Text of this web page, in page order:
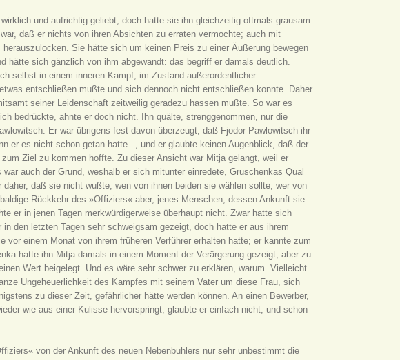
und aufrichtig geliebt, doch hatte sie ihn gleichzeitig oftmals grausam
daß er nichts von ihren Absichten zu erraten vermochte; auch mit
Sie hätte sich um keinen Preis zu einer Äußerung bewegen
hätte sich gänzlich von ihm abgewandt: das begriff er damals deutlich.
selbst in einem inneren Kampf, im Zustand außerordentlicher
entschließen mußte und sich dennoch nicht entschließen konnte. Daher
seiner Leidenschaft zeitweilig geradezu hassen mußte. So war es
bedrückte, ahnte er doch nicht. Ihn quälte, strenggenommen, nur die
Er war übrigens fest davon überzeugt, daß Fjodor Pawlowitsch ihr
er es nicht schon getan hatte –, und er glaubte keinen Augenblick, daß der
Ziel zu kommen hoffte. Zu dieser Ansicht war Mitja gelangt, weil er
auch der Grund, weshalb er sich mitunter einredete, Gruschenkas Qual
daß sie nicht wußte, wen von ihnen beiden sie wählen sollte, wer von
Rückkehr des »Offiziers« aber, jenes Menschen, dessen Ankunft sie
er in jenen Tagen merkwürdigerweise überhaupt nicht. Zwar hatte sich
den letzten Tagen sehr schweigsam gezeigt, doch hatte er aus ihrem
vor einem Monat von ihrem früheren Verführer erhalten hatte; er kannte zum
hatte ihn Mitja damals in einem Moment der Verärgerung gezeigt, aber zu
Wert beigelegt. Und es wäre sehr schwer zu erklären, warum. Vielleicht
Ungeheuerlichkeit des Kampfes mit seinem Vater um diese Frau, sich
zu dieser Zeit, gefährlicher hätte werden können. An einen Bewerber,
wie aus einer Kulisse hervorspringt, glaubte er einfach nicht, und schon
von der Ankunft des neuen Nebenbuhlers nur sehr unbestimmt die